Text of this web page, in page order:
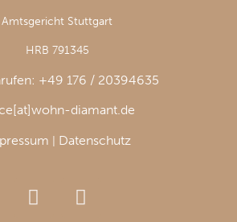
Amtsgericht Stuttgart
HRB 791345
+49 176 / 20394635
diamant.de
Datenschutz